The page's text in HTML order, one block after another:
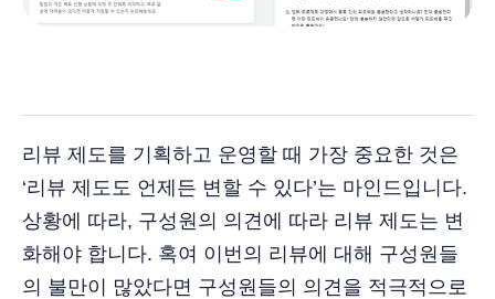
리뷰 제도를 기획하고 운영할 때 가장 중요한 것은
‘리뷰 제도도 언제든 변할 수 있다’는 마인드입니다.
상황에 따라, 구성원의 의견에 따라 리뷰 제도는 변
화해야 합니다. 혹여 이번의 리뷰에 대해 구성원들
의 불만이 많았다면 구성원들의 의견을 적극적으로